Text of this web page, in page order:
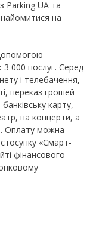
з Parking UA та
на
3 000 послуг. Серед
і телебачення,
переказ грошей
карту,
на концерти, а
Оплату можна
«Смарт-
фінансового